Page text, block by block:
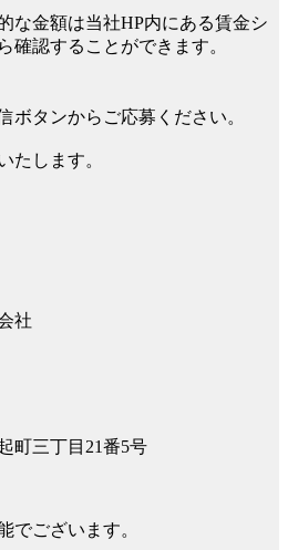
な金額は当社HP内にある賃金シ
確認することができます。
ボタンからご応募ください。
たします。
社
町三丁目21番5号
でございます。